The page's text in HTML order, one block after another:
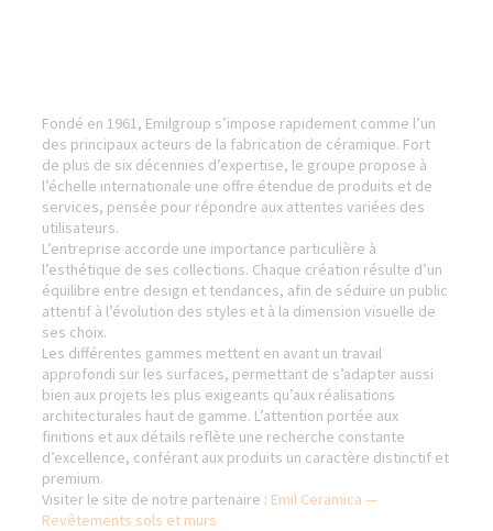
Fondé en 1961, Emilgroup s’impose rapidement comme l’un
des principaux acteurs de la fabrication de céramique. Fort
de plus de six décennies d’expertise, le groupe propose à
l’échelle internationale une offre étendue de produits et de
services, pensée pour répondre aux attentes variées des
utilisateurs.
L’entreprise accorde une importance particulière à
l’esthétique de ses collections. Chaque création résulte d’un
équilibre entre design et tendances, afin de séduire un public
attentif à l’évolution des styles et à la dimension visuelle de
ses choix.
Les différentes gammes mettent en avant un travail
approfondi sur les surfaces, permettant de s’adapter aussi
bien aux projets les plus exigeants qu’aux réalisations
architecturales haut de gamme. L’attention portée aux
finitions et aux détails reflète une recherche constante
d’excellence, conférant aux produits un caractère distinctif et
premium.
Visiter le site de notre partenaire : Emil Ceramica —
Revêtements sols et murs